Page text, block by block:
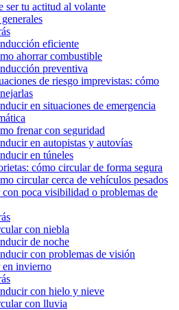
ser tu actitud al volante
eficiente
ahorrar combustible
preventiva
de riesgo imprevistas: cómo
en situaciones de emergencia
frenar con seguridad
en autopistas y autovías
en túneles
cómo circular de forma segura
circular cerca de vehículos pesados
poca visibilidad o problemas de
con niebla
de noche
con problemas de visión
invierno
con hielo y nieve
con lluvia